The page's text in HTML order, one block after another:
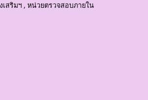
สริมฯ , หน่วยตรวจสอบภายใน